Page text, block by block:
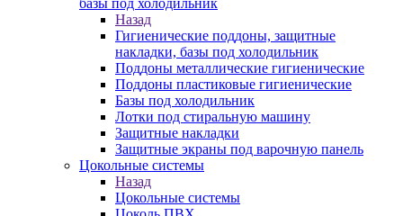
базы под холодильник
Назад
Гигиенические поддоны, защитные
накладки, базы под холодильник
Поддоны металлические гигиенические
Поддоны пластиковые гигиенические
Базы под холодильник
Лотки под стиральную машину
Защитные накладки
Защитные экраны под варочную панель
Цокольные системы
Назад
Цокольные системы